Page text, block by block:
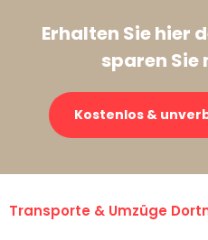
Erhalten Sie hier
sparen Sie
Kostenlos &
Transporte & Umzüge